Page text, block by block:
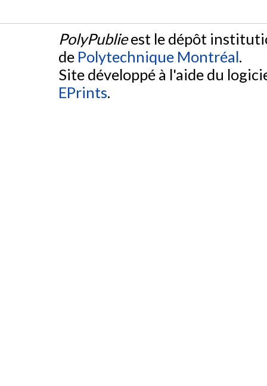
PolyPublieest le dépôt
de Polytechnique Montréal.
Site développé à l'aide du
EPrints.